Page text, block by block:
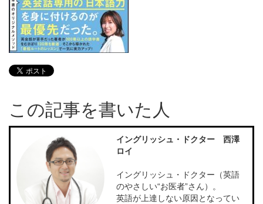
この記事を書いた人
イングリッシュ・ドクター 西澤
ロイ
イングリッシュ・ドクター（英語
のやさしい“お医者”さん）。
英語が上達しない原因となってい